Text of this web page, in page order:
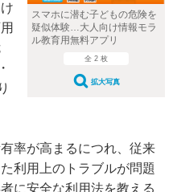
スマホに潜む子どもの危険を
疑似体験…大人向け情報モラ
ル教育用無料アプリ
全 2 枚
拡大写真
率が高まるにつれ、従来
利用上のトラブルが問題
に安全な利用法を教える